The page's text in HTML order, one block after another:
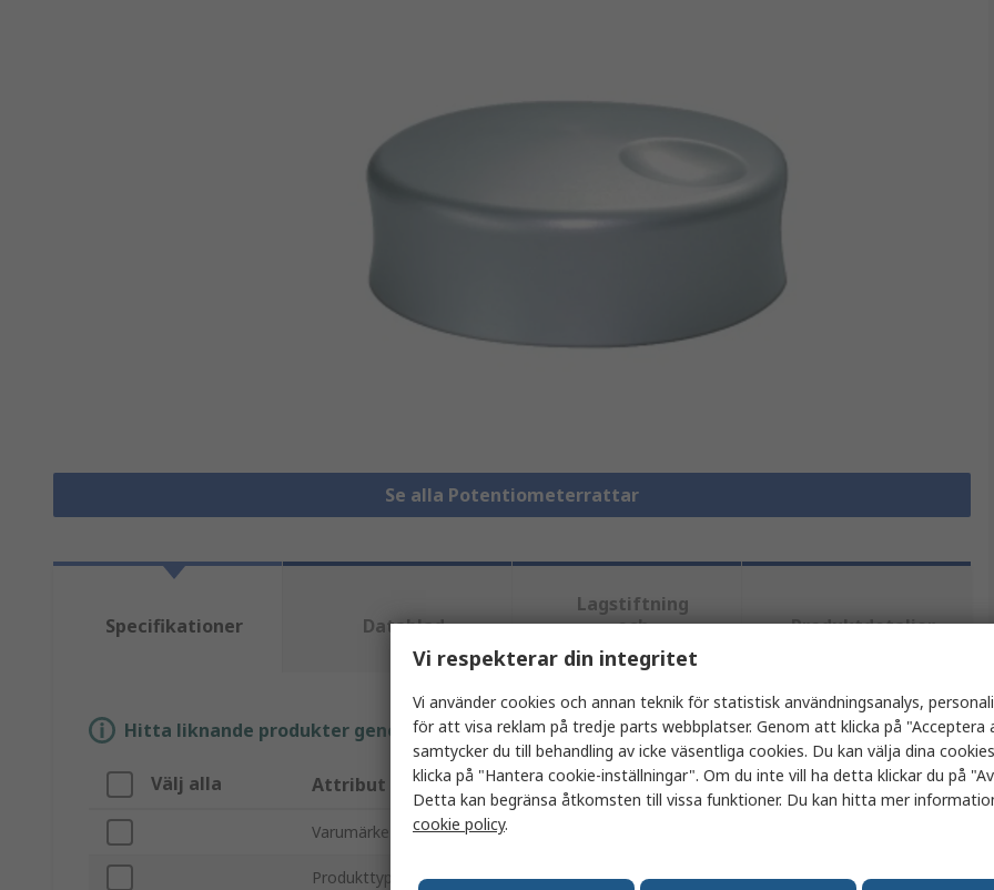
Se alla Potentiometerrattar
Specifikationer Datablad
Lagstiftning
och
ursprungsland
Produktdetaljer
Hitta liknande produkter genom att välja ett eller flera attribut.
Välj alla Attribut Värde
Varumärke
Produkttyp Potentiometerratt
Vi respekterar din integritet
Vi använder cookies och annan teknik för statistisk användningsanalys,
för att visa reklam på tredje parts webbplatser. Genom att klicka på "Acceptera
samtycker du till behandling av icke väsentliga cookies. Du kan välja dina
klicka på "Hantera cookie-inställningar". Om du inte vill ha detta klickar du på
Detta kan begränsa åtkomsten till vissa funktioner. Du kan hitta mer
cookie policy.